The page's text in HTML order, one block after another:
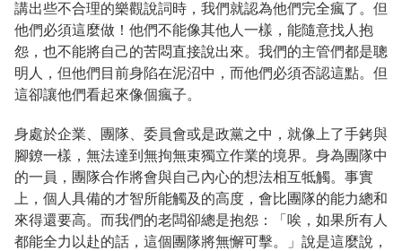
講出些不合理的樂觀說詞時，我們就認為他們完全瘋了。但
他們必須這麼做！他們不能像其他人一樣，能隨意找人抱
怨，也不能將自己的苦悶直接說出來。我們的主管們都是聰
明人，但他們目前身陷在泥沼中，而他們必須否認這點。但
這卻讓他們看起來像個瘋子。
身處於企業、團隊、委員會或是政黨之中，就像上了手銬與
腳鐐一樣，無法達到無拘無束獨立作業的境界。身為團隊中
的一員，團隊合作將會與自己內心的想法相互牴觸。事實
上，個人具備的才智所能觸及的高度，會比團隊的能力總和
來得還要高。而我們的老闆卻總是抱怨：「唉，如果所有人
都能全力以赴的話，這個團隊將無懈可擊。」說是這麼說，